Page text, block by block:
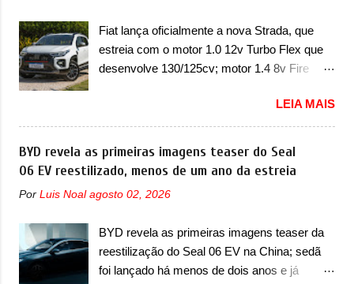
Renault R19 que vinha em 3 versões de
carroceria, sendo duas do hatch e o sedan, a
famosa Kia Besta, o Vol...
uma atualização do software do módulo de
controle da bateria (AHCP e HCP). Para
alguns veículos envolvidos, também, será
substituição do motor do ventilador HVAC
(aquecimento, ventilação e ar-condicionado).
A marca também confirmou que “foi
identificada a possibilidade de uma
sobrecarga do microprocessador do Módulo
causar a perda de força motriz, requerendo a
atualização do software do modulo de...
Fiat lança oficialmente a nova Strada, que
estreia com o motor 1.0 12v Turbo Flex que
desenvolve 130/125cv; motor 1.4 8v Fire
oficialmente a nova Strada, que aparece com
mudanças visuais e com uma nova opção de
motor. Depois da picape compacta receber o
câmbio automático CVT no ano passado, a
do motor 1.0 12v Turbo Flex, conhecido
a Fiat Strada soube ser mutável com
avanços importantes que a concorrência
nunca conseguiu acompanhar e agora ela
LEIA MAIS
BYD revela as primeiras imagens teaser do Seal
06 EV reestilizado, menos de um ano da estreia
Por Luis Noal agosto 02, 2026
BYD revela as primeiras imagens teaser da
reestilização do Seal 06 EV na China; sedã
foi lançado há menos de dois anos e já